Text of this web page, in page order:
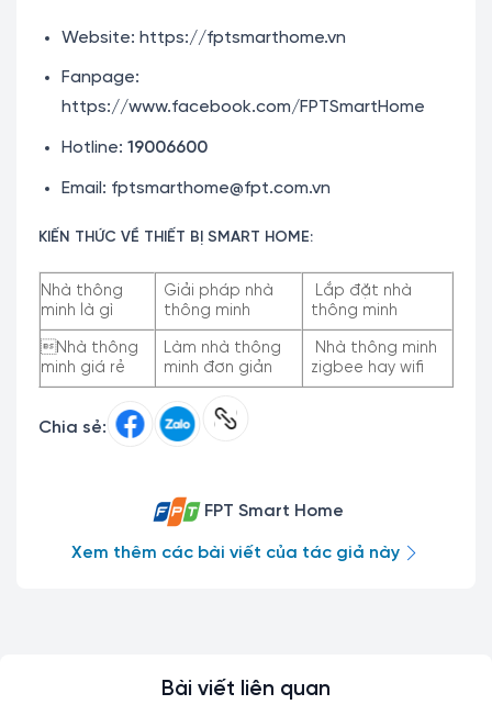
Website: https://fptsmarthome.vn
Fanpage:
https://www.facebook.com/FPTSmartHome
Hotline: 19006600
Email: fptsmarthome@fpt.com.vn
KIẾN THỨC VỀ THIẾT BỊ SMART HOME:
Nhà thông
minh là gì
Giải pháp nhà
thông minh
Lắp đặt nhà
thông minh
Nhà thông
minh giá rẻ
Làm nhà thông
minh đơn giản
Nhà thông minh
zigbee hay wifi
Chia sẻ:
FPT Smart Home
Xem thêm các bài viết của tác giả này
Bài viết liên quan